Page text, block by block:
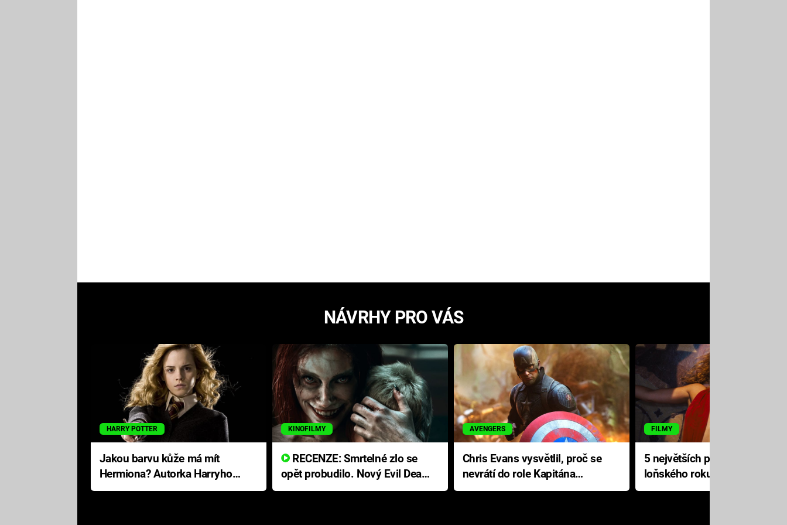
NÁVRHY PRO VÁS
HARRY POTTER
Jakou barvu kůže má mít
Hermiona? Autorka Harryho
Pottera přišla s ráznou
KINOFILMY
RECENZE: Smrtelné zlo se
opět probudilo. Nový Evil Dead
přichází s neodolatelnou
AVENGERS
Chris Evans vysvětlil, proč se
nevrátí do role Kapitána
Ameriky
FILMY
5 největších propadáků
loňského roku: Disney na
jediné katastrofě prodělal 200